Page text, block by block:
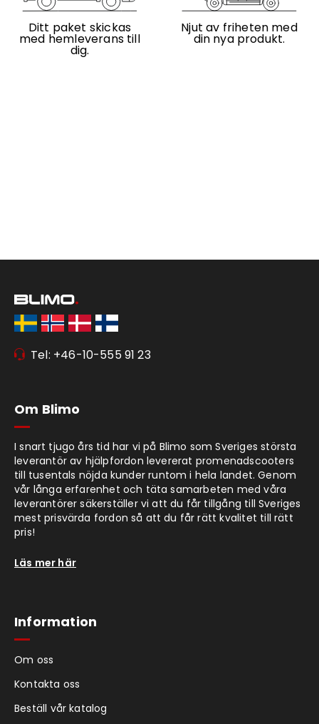
Ditt paket skickas
med hemleverans till
dig.
Njut av friheten med
din nya produkt.
Tel: +46-10-555 91 23
Om Blimo
I snart tjugo års tid har vi på Blimo som Sveriges största
leverantör av hjälpfordon levererat promenadscooters
till tusentals nöjda kunder runtom i hela landet. Genom
vår långa erfarenhet och täta samarbeten med våra
leverantörer säkerställer vi att du får tillgång till Sveriges
mest prisvärda fordon så att du får rätt kvalitet till rätt
pris!
Läs mer här
Information
Om oss
Kontakta oss
Beställ vår katalog